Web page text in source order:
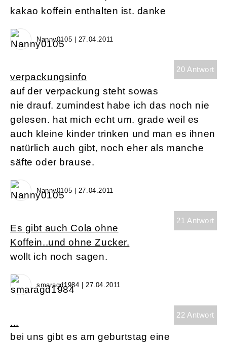
kakao koffein enthalten ist. danke
Nanny0105 | 27.04.2011
20 Antwort
verpackungsinfo
auf der verpackung steht sowas
nie drauf. zumindest habe ich das noch nie
gelesen. hat mich echt um. grade weil es
auch kleine kinder trinken und man es ihnen
natürlich auch gibt, noch eher als manche
säfte oder brause.
Nanny0105 | 27.04.2011
21 Antwort
Es gibt auch Cola ohne
Koffein..und ohne Zucker.
wollt ich noch sagen.
smaragd1984 | 27.04.2011
22 Antwort
...
bei uns gibt es am geburtstag eine